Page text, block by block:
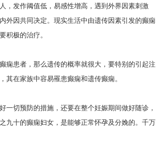
，发作阈值低，易感性增高，遇到外界因素刺激
外因共同决定。现实生活中由遗传因素引发的癫痫
积极的治疗。
痫患者，那么遗传的概率就很大，要特别的引起注
其在家族中容易罹患癫痫和遗传癫痫。
一切预防的措施，还要在整个妊娠期间做好随诊，
九十的癫痫妇女，是能够正常怀孕及分娩的。千万